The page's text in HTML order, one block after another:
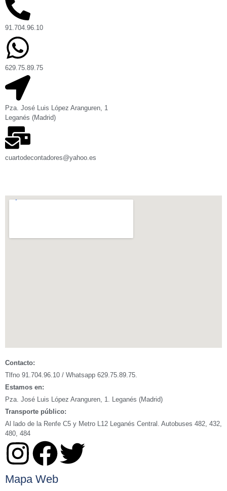
91.704.96.10
629.75.89.75
Pza. José Luis López Aranguren, 1
Leganés (Madrid)
cuartodecontadores@yahoo.es
Contacto:
Tlfno 91.704.96.10 / Whatsapp 629.75.89.75.
Estamos en:
Pza. José Luis López Aranguren, 1. Leganés (Madrid)
Transporte público:
Al lado de la Renfe C5 y Metro L12 Leganés Central. Autobuses 482, 432,
480, 484
Mapa Web